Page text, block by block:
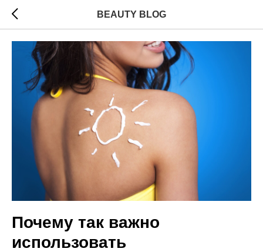
BEAUTY BLOG
Почему так важно
использовать